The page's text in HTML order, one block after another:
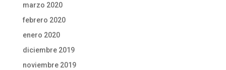
marzo 2020
febrero 2020
enero 2020
diciembre 2019
noviembre 2019